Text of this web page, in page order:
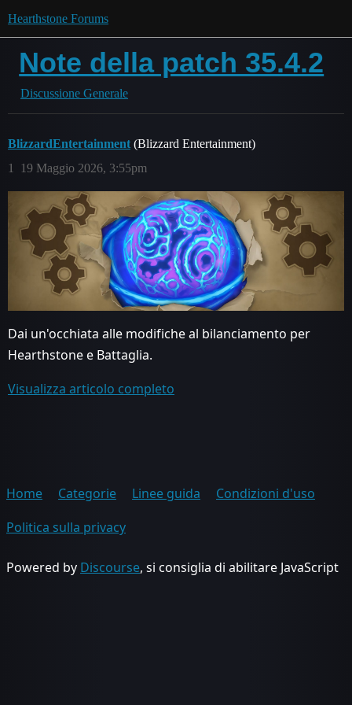
Hearthstone Forums
Note della patch 35.4.2
Discussione Generale
BlizzardEntertainment (Blizzard Entertainment)
19 Maggio 2026, 3:55pm
1
Dai un'occhiata alle modifiche al bilanciamento per
Hearthstone e Battaglia.
Visualizza articolo completo
Home Categorie Linee guida
Condizioni d'uso
Politica sulla privacy
Powered by Discourse, si consiglia di abilitare JavaScript